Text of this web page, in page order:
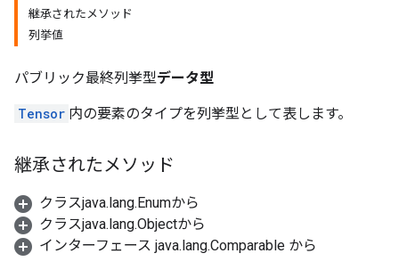
継承されたメソッド
列挙値
パブリック最終列挙型データ型
Tensor 内の要素のタイプを列挙型として表します。
継承されたメソッド
クラスjava.lang.Enumから
クラスjava.lang.Objectから
インターフェース java.lang.Comparable から